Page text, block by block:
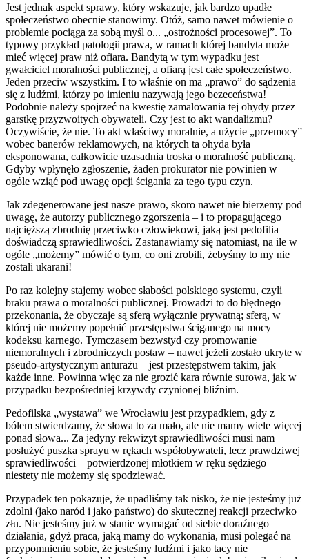
Jest jednak aspekt sprawy, który wskazuje, jak bardzo upadłe
społeczeństwo obecnie stanowimy. Otóż, samo nawet mówienie o
problemie pociąga za sobą myśl o... „ostrożności procesowej”. To
typowy przykład patologii prawa, w ramach której bandyta może
mieć więcej praw niż ofiara. Bandytą w tym wypadku jest
gwałciciel moralności publicznej, a ofiarą jest całe społeczeństwo.
Jeden przeciw wszystkim. I to właśnie on ma „prawo” do sądzenia
się z ludźmi, którzy po imieniu nazywają jego bezeceństwa!
Podobnie należy spojrzeć na kwestię zamalowania tej ohydy przez
garstkę przyzwoitych obywateli. Czy jest to akt wandalizmu?
Oczywiście, że nie. To akt właściwy moralnie, a użycie „przemocy”
wobec banerów reklamowych, na których ta ohyda była
eksponowana, całkowicie uzasadnia troska o moralność publiczną.
Gdyby wpłynęło zgłoszenie, żaden prokurator nie powinien w
ogóle wziąć pod uwagę opcji ścigania za tego typu czyn.
Jak zdegenerowane jest nasze prawo, skoro nawet nie bierzemy pod
uwagę, że autorzy publicznego zgorszenia – i to propagującego
najcięższą zbrodnię przeciwko człowiekowi, jaką jest pedofilia –
doświadczą sprawiedliwości. Zastanawiamy się natomiast, na ile w
ogóle „możemy” mówić o tym, co oni zrobili, żebyśmy to my nie
zostali ukarani!
Po raz kolejny stajemy wobec słabości polskiego systemu, czyli
braku prawa o moralności publicznej. Prowadzi to do błędnego
przekonania, że obyczaje są sferą wyłącznie prywatną; sferą, w
której nie możemy popełnić przestępstwa ściganego na mocy
kodeksu karnego. Tymczasem bezwstyd czy promowanie
niemoralnych i zbrodniczych postaw – nawet jeżeli zostało ukryte w
pseudo-artystycznym anturażu – jest przestępstwem takim, jak
każde inne. Powinna więc za nie grozić kara równie surowa, jak w
przypadku bezpośredniej krzywdy czynionej bliźnim.
Pedofilska „wystawa” we Wrocławiu jest przypadkiem, gdy z
bólem stwierdzamy, że słowa to za mało, ale nie mamy wiele więcej
ponad słowa... Za jedyny rekwizyt sprawiedliwości musi nam
posłużyć puszka sprayu w rękach współobywateli, lecz prawdziwej
sprawiedliwości – potwierdzonej młotkiem w ręku sędziego –
niestety nie możemy się spodziewać.
Przypadek ten pokazuje, że upadliśmy tak nisko, że nie jesteśmy już
zdolni (jako naród i jako państwo) do skutecznej reakcji przeciwko
złu. Nie jesteśmy już w stanie wymagać od siebie doraźnego
działania, gdyż praca, jaką mamy do wykonania, musi polegać na
przypomnieniu sobie, że jesteśmy ludźmi i jako tacy nie